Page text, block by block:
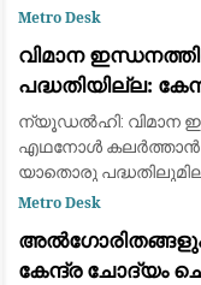
ജില്ലകളിൽ
Metro Desk
വിമാന
പദ്ധതിയില്ല:
ന്യൂഡൽഹി: വിമാന
എഥനോൾ കലർത്താൻ
യാതൊരു
വ്യോമയാന മന്ത്രി
തെറ്റായ വിവരങ്ങൾ
Metro Desk
അൽഗോരിതങ്ങളും
കേന്ദ്ര ചോദ്യം